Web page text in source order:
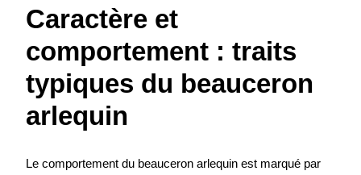
Caractère et
comportement : traits
typiques du beauceron
arlequin
Le comportement du beauceron arlequin est marqué par